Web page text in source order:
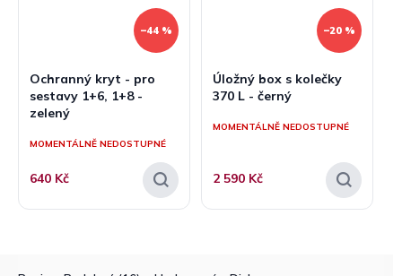
–44 %
Ochranný kryt - pro
sestavy 1+6, 1+8 -
zelený
MOMENTÁLNĚ NEDOSTUPNÉ
640 Kč
–20 %
Úložný box s kolečky
370 L - černý
MOMENTÁLNĚ NEDOSTUPNÉ
2 590 Kč